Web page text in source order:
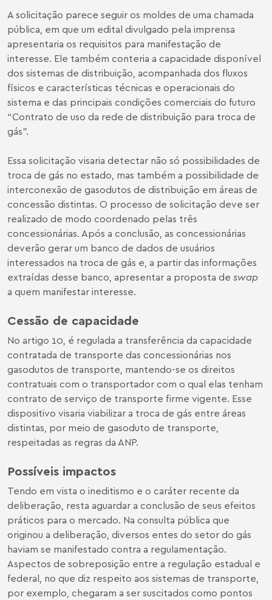
A solicitação parece seguir os moldes de uma chamada
pública, em que um edital divulgado pela imprensa
apresentaria os requisitos para manifestação de
interesse. Ele também conteria a capacidade disponível
dos sistemas de distribuição, acompanhada dos fluxos
físicos e características técnicas e operacionais do
sistema e das principais condições comerciais do futuro
“Contrato de uso da rede de distribuição para troca de
gás”.
Essa solicitação visaria detectar não só possibilidades de
troca de gás no estado, mas também a possibilidade de
interconexão de gasodutos de distribuição em áreas de
concessão distintas. O processo de solicitação deve ser
realizado de modo coordenado pelas três
concessionárias. Após a conclusão, as concessionárias
deverão gerar um banco de dados de usuários
interessados na troca de gás e, a partir das informações
extraídas desse banco, apresentar a proposta de swap
a quem manifestar interesse.
Cessão de capacidade
No artigo 10, é regulada a transferência da capacidade
contratada de transporte das concessionárias nos
gasodutos de transporte, mantendo-se os direitos
contratuais com o transportador com o qual elas tenham
contrato de serviço de transporte firme vigente. Esse
dispositivo visaria viabilizar a troca de gás entre áreas
distintas, por meio de gasoduto de transporte,
respeitadas as regras da ANP.
Possíveis impactos
Tendo em vista o ineditismo e o caráter recente da
deliberação, resta aguardar a conclusão de seus efeitos
práticos para o mercado. Na consulta pública que
originou a deliberação, diversos entes do setor do gás
haviam se manifestado contra a regulamentação.
Aspectos de sobreposição entre a regulação estadual e
federal, no que diz respeito aos sistemas de transporte,
por exemplo, chegaram a ser suscitados como pontos